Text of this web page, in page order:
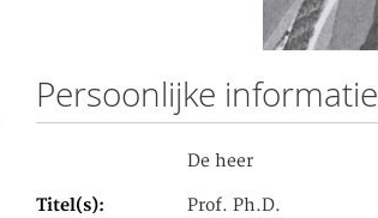
Persoonlijke informatie
De heer
Titel(s) Prof. Ph.D.